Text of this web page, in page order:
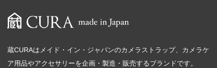
蔵CURAはメイド・イン・ジャパンのカメラストラップ、カメラケ
ア用品やアクセサリーを企画・製造・販売するブランドです。